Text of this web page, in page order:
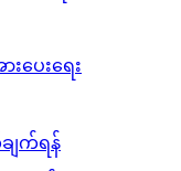
ပေးရေး
ျက်ရန်